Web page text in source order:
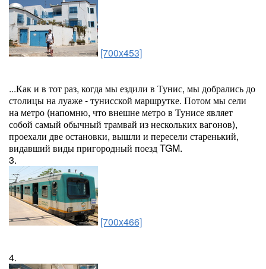
[700x453]
...Как и в тот раз, когда мы ездили в Тунис, мы добрались до
столицы на луаже - тунисской маршрутке. Потом мы сели
на метро (напомню, что внешне метро в Тунисе являет
собой самый обычный трамвай из нескольких вагонов),
проехали две остановки, вышли и пересели старенький,
видавший виды пригородный поезд TGM.
3.
[700x466]
4.